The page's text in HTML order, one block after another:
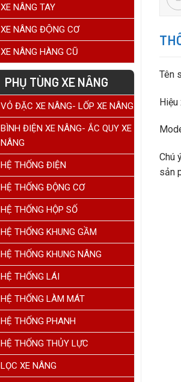
XE NÂNG TAY
XE NÂNG ĐỘNG CƠ
XE NÂNG HÀNG CŨ
PHỤ TÙNG XE NÂNG
VỎ ĐẶC XE NÂNG- LỐP XE NÂNG
BÌNH ĐIỆN XE NÂNG- ẮC QUY XE
NÂNG
HỆ THỐNG ĐIỆN
HỆ THỐNG ĐỘNG CƠ
HỆ THỐNG HỘP SỐ
HỆ THỐNG KHUNG GẦM
HỆ THỐNG KHUNG NÂNG
HỆ THỐNG LÁI
HỆ THỐNG LÀM MÁT
HỆ THỐNG PHANH
HỆ THỐNG THỦY LỰC
LỌC XE NÂNG
Tên
Hiệu
Chú
sản